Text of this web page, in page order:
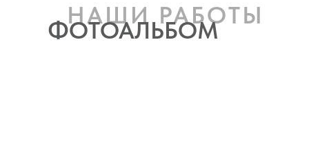
НАШИ РАБОТЫ
ФОТОАЛЬБОМ